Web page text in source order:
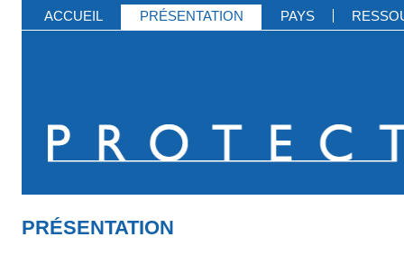
ACCUEIL PRÉSENTATION PAYS
PRÉSENTATION